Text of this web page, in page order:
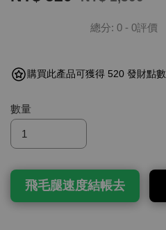
總分: 0 - 0評價
購買此產品可獲得 520 發財點數
數量
飛毛腿速度結帳去